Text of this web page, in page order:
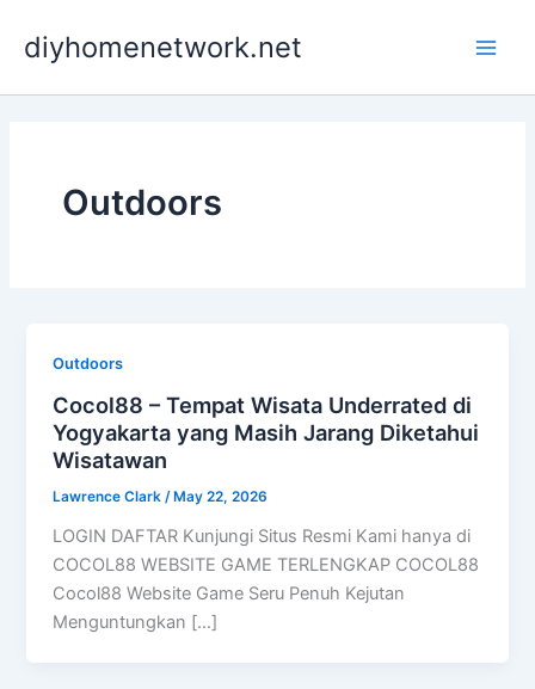
content
diyhomenetwork.net
Outdoors
Outdoors
Cocol88 – Tempat Wisata Underrated di
Yogyakarta yang Masih Jarang Diketahui
Wisatawan
Lawrence Clark/ May 22, 2026
LOGIN DAFTAR Kunjungi Situs Resmi Kami hanya di
COCOL88 WEBSITE GAME TERLENGKAP COCOL88
Cocol88 Website Game Seru Penuh Kejutan
Menguntungkan […]